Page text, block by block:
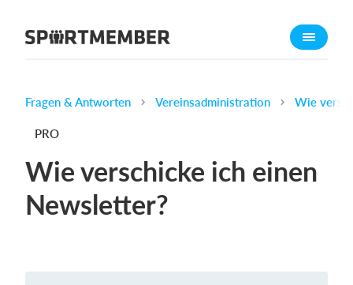
Über SportMember
Trainingsplan
Mitgliedsbeitrag
Fragen & Antworten Vereinsadministration Wie
PRO
Wie verschicke ich einen
Newsletter?